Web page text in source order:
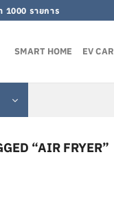
1000 รายการ
SMART HOME EV CAR
“AIR FRYER”